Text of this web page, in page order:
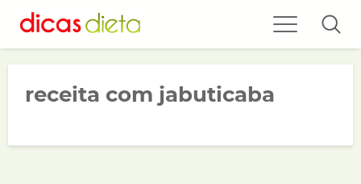
receita com jabuticaba